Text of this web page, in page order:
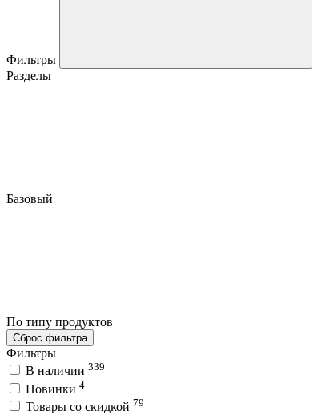
Фильтры
Разделы
Базовый
По типу продуктов
Сброс фильтра
Фильтры
В наличии 339
Новинки 4
Товары со скидкой 79